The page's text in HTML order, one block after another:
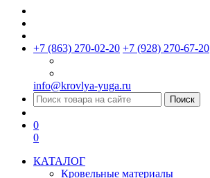
+7 (863) 270-02-20 +7 (928) 270-67-20
info@krovlya-yuga.ru
Поиск
0
0
КАТАЛОГ
Кровельные материалы